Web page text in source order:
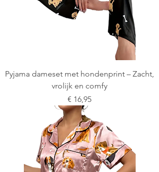
Pyjama dameset met hondenprint – Zacht,
vrolijk en comfy
Prijs
€ 16,95